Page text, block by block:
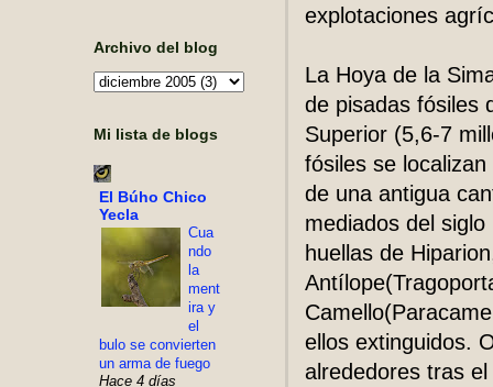
explotaciones
La Hoya de la
de pisadas fósiles
Superior (5,6-7
fósiles se
de una antigua
mediados del
huellas de
ellos extinguidos.
alrededores tras
Archivo del blog
Mi lista de blogs
El Búho Chico
Yecla
Cua
ndo
la
ment
ira y
el
bulo se convierten
un arma de fuego
Hace 4 días